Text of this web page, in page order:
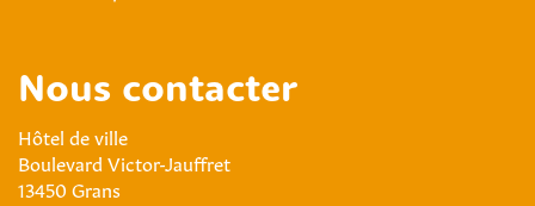
Nous contacter
Hôtel de ville
Boulevard Victor-Jauffret
13450 Grans